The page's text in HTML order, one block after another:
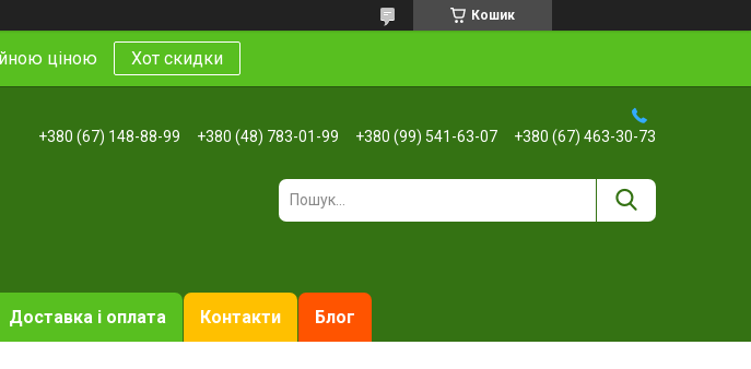
Кошик
ціною Хот скидки
+380 (67) 148-88-99 +380 (48) 783-01-99 +380 (99) 541-63-07 +380 (67) 463-30-73
Доставка і оплата Контакти Блог